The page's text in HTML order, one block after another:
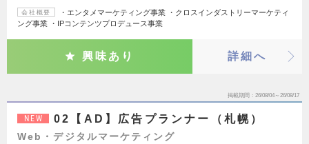
会社概要
・エンタメマーケティング事業 ・クロスインダストリーマーケティ
ング事業 ・IPコンテンツプロデュース事業
興味あり 詳細へ
掲載期間 26/08/04～26/08/17
NEW 02【AD】広告プランナー（札幌）
Web・デジタルマーケティング